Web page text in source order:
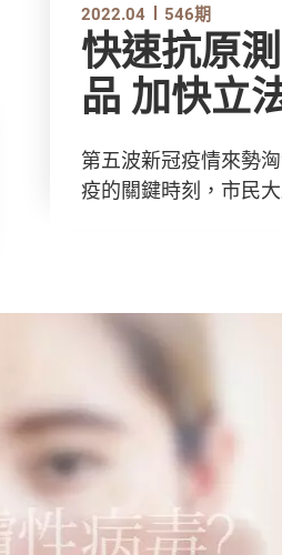
2022.04 546期
快速抗原
品 加快
第五波新冠疫情來勢
疫的關鍵時刻，市民